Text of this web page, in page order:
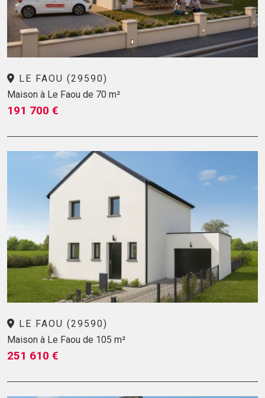
LE FAOU (29590)
Maison à Le Faou de 70 m²
191 700 €
LE FAOU (29590)
Maison à Le Faou de 105 m²
251 610 €